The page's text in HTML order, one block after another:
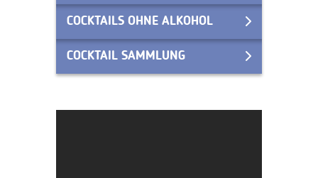
COCKTAILS OHNE ALKOHOL
COCKTAIL SAMMLUNG